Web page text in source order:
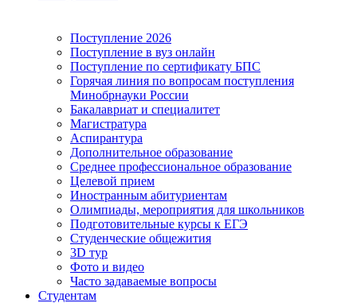
Поступление 2026
Поступление в вуз онлайн
Поступление по сертификату БПС
Горячая линия по вопросам поступления
Минобрнауки России
Бакалавриат и специалитет
Магистратура
Аспирантура
Дополнительное образование
Среднее профессиональное образование
Целевой прием
Иностранным абитуриентам
Олимпиады, мероприятия для школьников
Подготовительные курсы к ЕГЭ
Студенческие общежития
3D тур
Фото и видео
Часто задаваемые вопросы
Студентам